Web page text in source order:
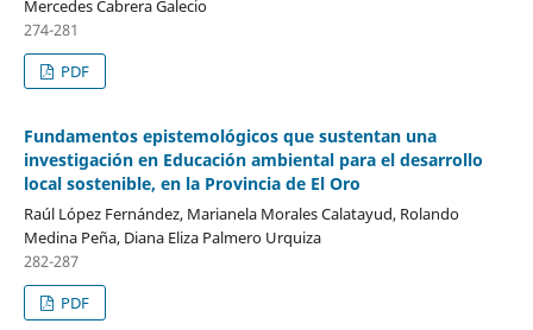
Mercedes Cabrera Galecio
274-281
PDF
Fundamentos epistemológicos que sustentan una
investigación en Educación ambiental para el desarrollo
local sostenible, en la Provincia de El Oro
Raúl López Fernández, Marianela Morales Calatayud, Rolando
Medina Peña, Diana Eliza Palmero Urquiza
282-287
PDF